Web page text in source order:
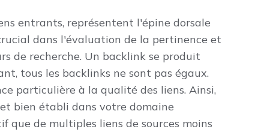
entrants, représentent l'épine dorsale
dans l'évaluation de la pertinence et
de recherche. Un backlink se produit
tous les backlinks ne sont pas égaux.
particulière à la qualité des liens. Ainsi,
bien établi dans votre domaine
de multiples liens de sources moins